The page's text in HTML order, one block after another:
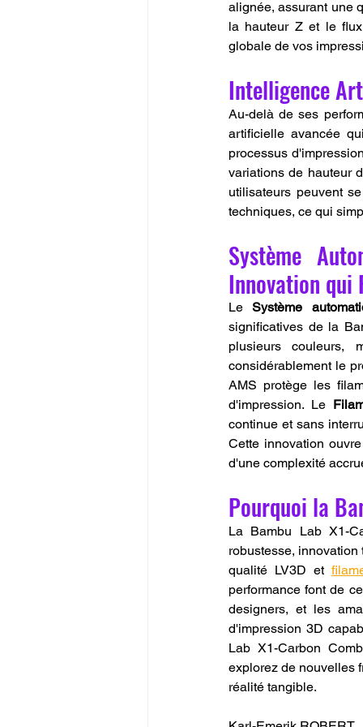
alignée, assurant une
la hauteur Z et le
globale de vos
Intelligence
Au-delà de ses
artificielle avancée
processus
variations de hauteur
utilisateurs peuvent
techniques, ce qui
Système
Innovation qui
Le Système
significatives de la
plusieurs couleurs,
considérablement le
AMS protège les
d'impression. Le
continue et sans
Cette innovation
d'une complexité
Pourquoi la
La Bambu Lab X1-
robustesse,
qualité LV3D et
performance font de
designers, et les
d'impression 3D
Lab X1-Carbon
explorez de nouvelles
réalité tangible.